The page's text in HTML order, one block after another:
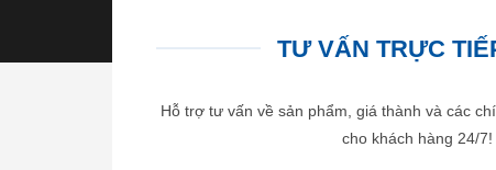
TƯ VẤN TRỰC
Hỗ trợ tư vấn về sản phẩm, giá thành và các
cho khách hàng 24/7!